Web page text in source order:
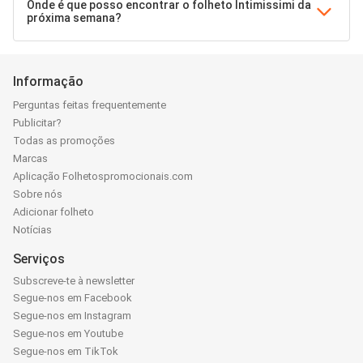
Onde é que posso encontrar o folheto Intimissimi da
próxima semana?
Informação
Perguntas feitas frequentemente
Publicitar?
Todas as promoções
Marcas
Aplicação Folhetospromocionais.com
Sobre nós
Adicionar folheto
Notícias
Serviços
Subscreve-te à newsletter
Segue-nos em Facebook
Segue-nos em Instagram
Segue-nos em Youtube
Segue-nos em TikTok